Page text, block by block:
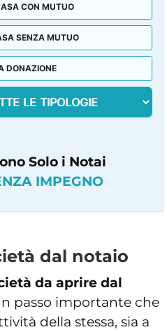
CON MUTUO
SENZA MUTUO
DONAZIONE
Solo i Notai
IMPEGNO
dal notaio
da aprire dal
passo importante che
della stessa, sia a